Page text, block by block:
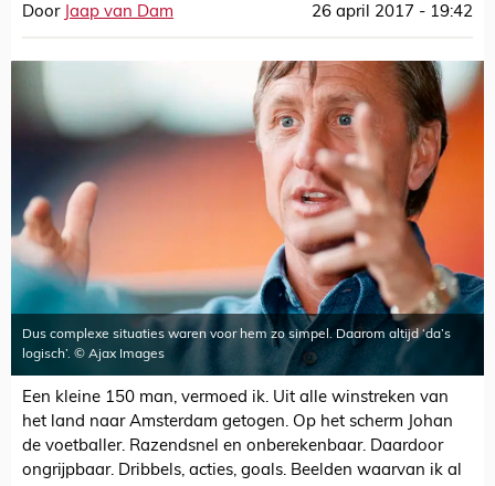
Door Jaap van Dam 26 april 2017 - 19:42
Dus complexe situaties waren voor hem zo simpel. Daarom altijd ‘da’s
logisch’. © Ajax Images
Een kleine 150 man, vermoed ik. Uit alle winstreken van
het land naar Amsterdam getogen. Op het scherm Johan
de voetballer. Razendsnel en onberekenbaar. Daardoor
ongrijpbaar. Dribbels, acties, goals. Beelden waarvan ik al